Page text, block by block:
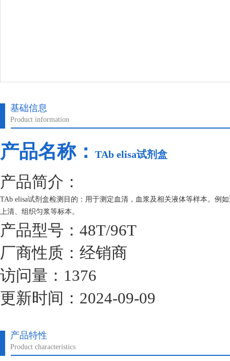
基础信息
Product information
产品名称： TAb elisa试剂盒
产品简介：
TAb elisa试剂盒检测目的：用于测定血清，血浆及相关液体等样本。例
上清、组织匀浆等标本。
产品型号：48T/96T
厂商性质：经销商
访问量：1376
更新时间：2024-09-09
产品特性
Product characteristics